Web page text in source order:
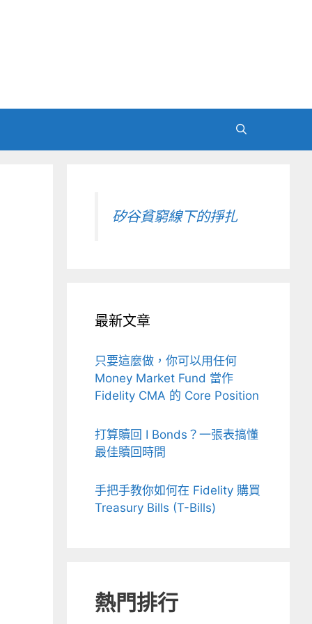
矽谷貧窮線下的掙扎
最新文章
只要這麼做，你可以用任何
Money Market Fund 當作
Fidelity CMA 的 Core Position
打算贖回 I Bonds？一張表搞懂
最佳贖回時間
手把手教你如何在 Fidelity 購買
Treasury Bills (T-Bills)
熱門排行